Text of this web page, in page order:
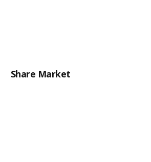
Share Market